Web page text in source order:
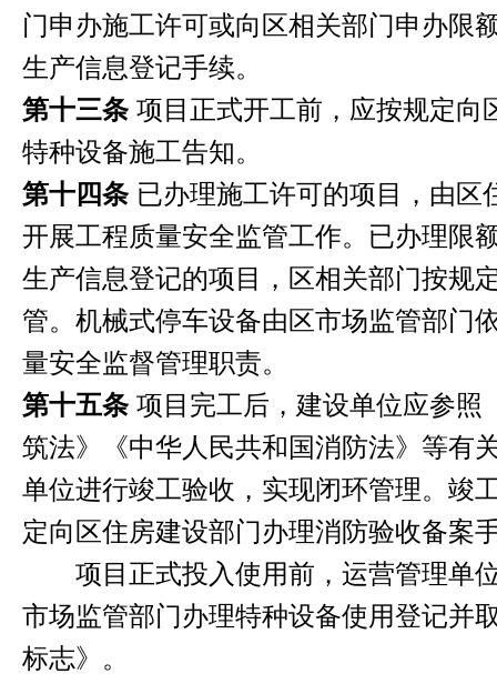
门申办施工许可或向区相关部门申办限
生产信息登记手续。
第十三条 项目正式开工前，应按规定向
特种设备施工告知。
第十四条 已办理施工许可的项目，由区
开展工程质量安全监管工作。已办理限
生产信息登记的项目，区相关部门按规
管。机械式停车设备由区市场监管部门
量安全监督管理职责。
第十五条 项目完工后，建设单位应参照
筑法》《中华人民共和国消防法》等有
单位进行竣工验收，实现闭环管理。竣
定向区住房建设部门办理消防验收备案
项目正式投入使用前，运营管理单
市场监管部门办理特种设备使用登记并
标志》。